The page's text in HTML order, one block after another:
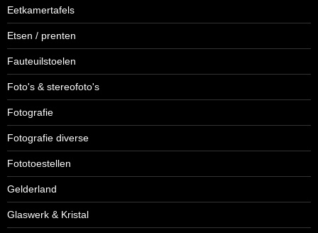
Eetkamertafels
Etsen / prenten
Fauteuilstoelen
Foto's & stereofoto's
Fotografie
Fotografie diverse
Fototoestellen
Gelderland
Glaswerk & Kristal